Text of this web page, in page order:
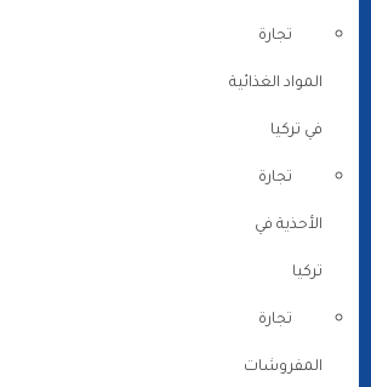
تجارة
المواد الغذائية
في تركيا
تجارة
الأحذية في
تركيا
تجارة
المفروشات